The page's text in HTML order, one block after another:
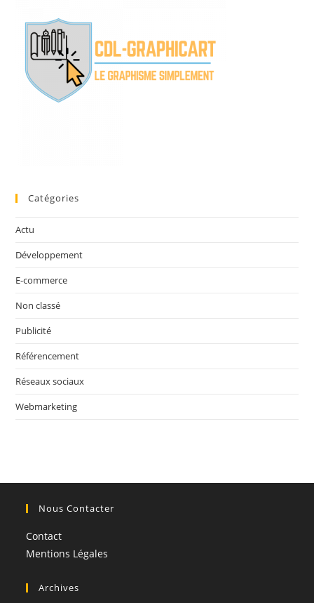
Catégories
Actu
Développement
E-commerce
Non classé
Publicité
Référencement
Réseaux sociaux
Webmarketing
Nous Contacter
Contact
Mentions Légales
Archives